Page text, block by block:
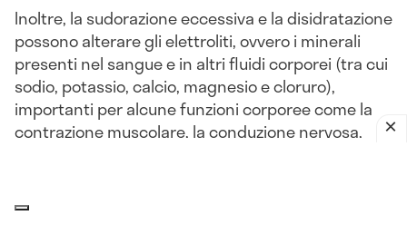
Inoltre, la sudorazione eccessiva e la disidratazione
possono alterare gli elettroliti, ovvero i minerali
presenti nel sangue e in altri fluidi corporei (tra cui
sodio, potassio, calcio, magnesio e cloruro),
importanti per alcune funzioni corporee come la
contrazione muscolare, la conduzione nervosa,
conoscere alcuni accorgimenti: